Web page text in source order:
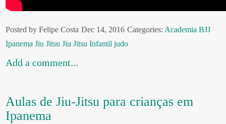
Posted by Felipe Costa Dec 14, 2016 Categories: Academia BJJ
Ipanema Jiu Jitsu Jiu Jitsu Infantiljudo
Add a comment...
Aulas de Jiu-Jitsu para crianças em
Ipanema